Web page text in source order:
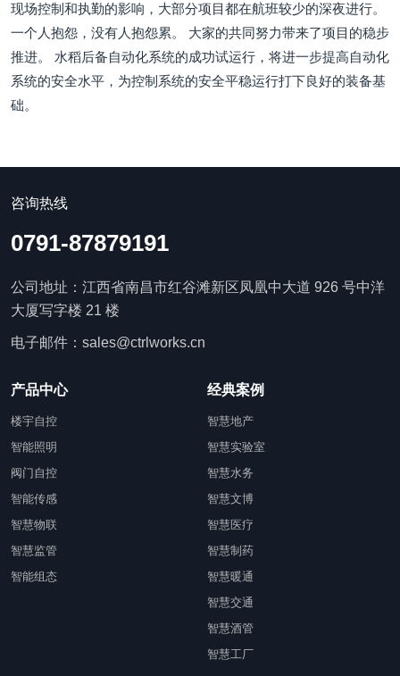
现场控制和执勤的影响，大部分项目都在航班较少的深夜进行。
一个人抱怨，没有人抱怨累。 大家的共同努力带来了项目的稳步
推进。 水稻后备自动化系统的成功试运行，将进一步提高自动化
系统的安全水平，为控制系统的安全平稳运行打下良好的装备基
础。
咨询热线
0791-87879191
公司地址：江西省南昌市红谷滩新区凤凰中大道 926 号中洋
大厦写字楼 21 楼
电子邮件：sales@ctrlworks.cn
产品中心
楼宇自控
智能照明
阀门自控
智能传感
智慧物联
智慧监管
智能组态
经典案例
智慧地产
智慧实验室
智慧水务
智慧文博
智慧医疗
智慧制药
智慧暖通
智慧交通
智慧酒管
智慧工厂